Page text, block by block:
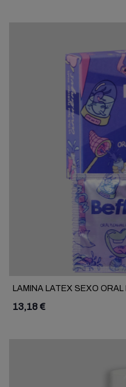
LAMINA LATEX SEXO ORAL
13,18 €